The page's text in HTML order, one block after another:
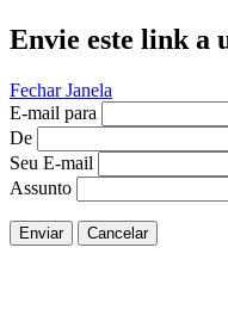
Envie este link a
Fechar Janela
E-mail para
De
Seu E-mail
Assunto
Enviar Cancelar